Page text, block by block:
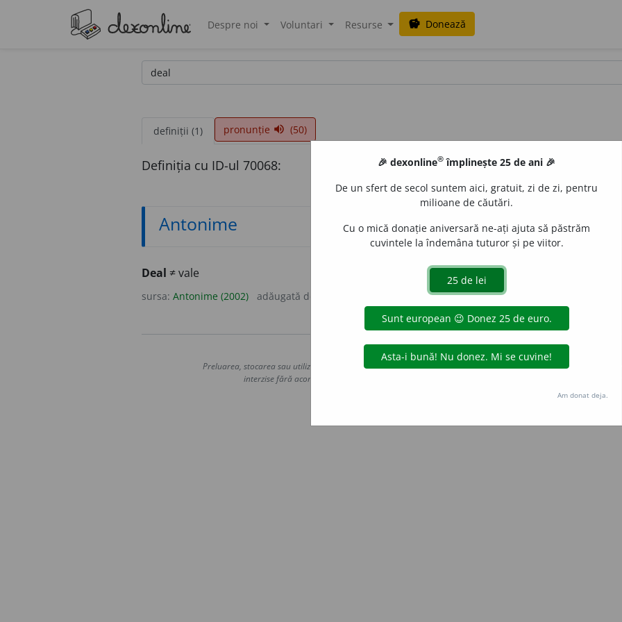
Despre noi Voluntari Resurse savings Donează
definiții (1) pronunție volume_up (50)
Definiția cu ID-ul 70068:
Antonime
Deal ≠ vale
sursa: Antonime (2002) adăugată de
Copyright © 2004-2026 dexonline (https://dexonline.ro)
Preluarea, stocarea sau utilizarea datelor de pe acest site, inclusiv prin orice metode de extragere automată
interzise fără acordul nostru prealabil scris, cu excepția seturilor de date oferite oficial spre utilizare
Hosterion
🎉 dexonline® împlinește 25 de ani 🎉
De un sfert de secol suntem aici, gratuit, zi de zi, pentru
milioane de căutări.
Cu o mică donație aniversară ne-ați ajuta să păstrăm
cuvintele la îndemâna tuturor și pe viitor.
Am donat deja.